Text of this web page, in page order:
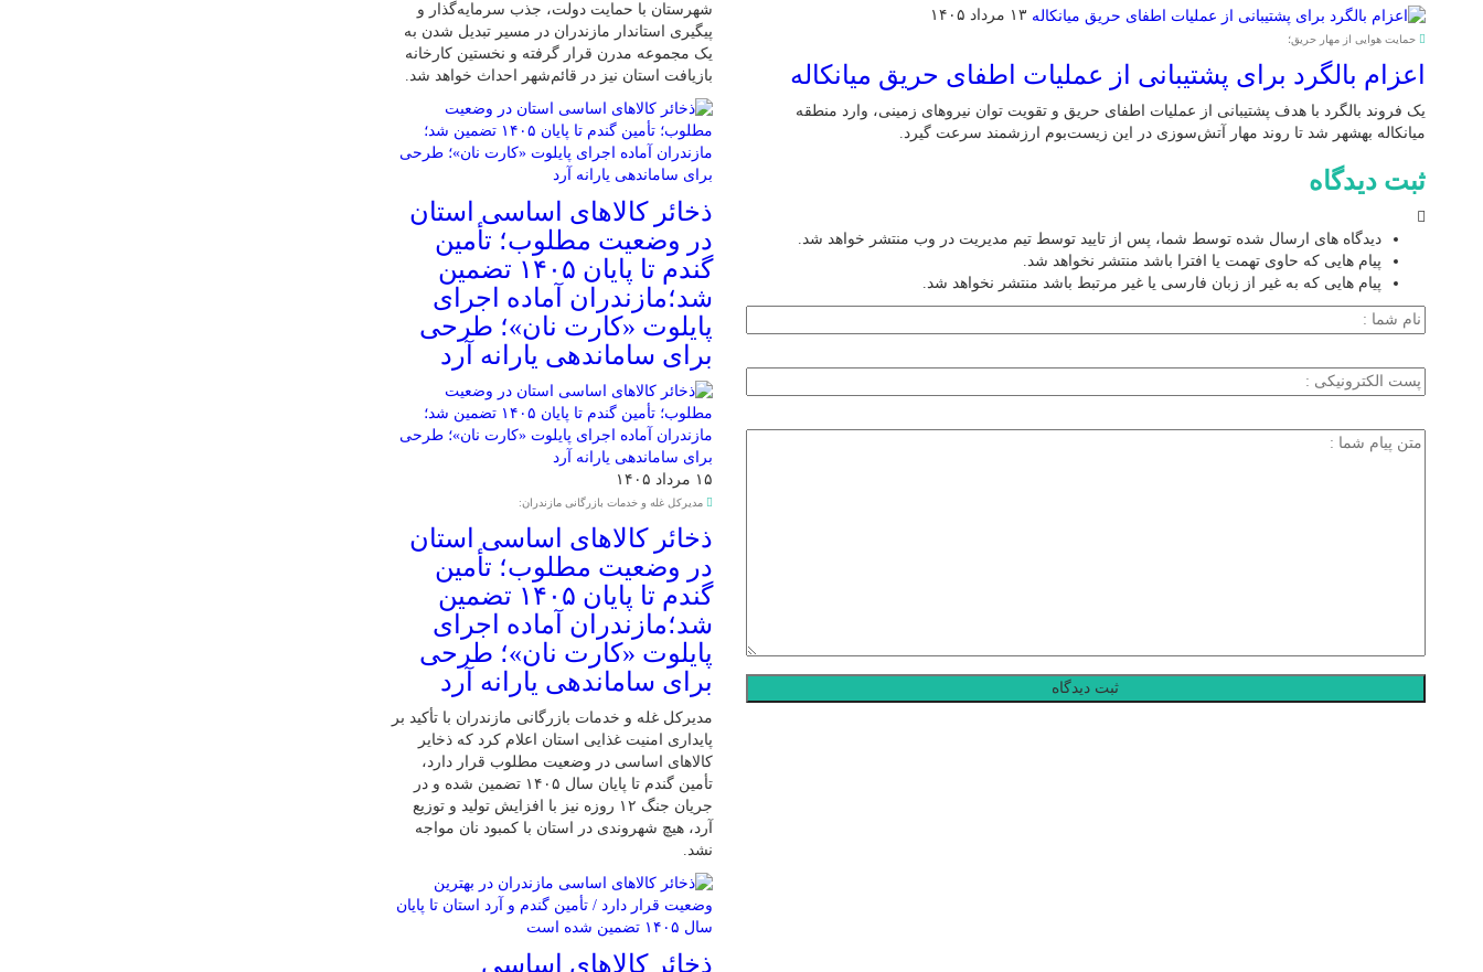
۱۳ مرداد ۱۴۰۵
حمایت هوایی از مهار حریق؛
اعزام بالگرد برای پشتیبانی از عملیات اطفای حریق میانکاله
یک فروند بالگرد با هدف پشتیبانی از عملیات اطفای حریق و تقویت توان نیروهای زمینی، وارد منطقه
میانکاله بهشهر شد تا روند مهار آتش‌سوزی در این زیست‌بوم ارزشمند سرعت گیرد.
ثبت دیدگاه
دیدگاه های ارسال شده توسط شما، پس از تایید توسط تیم مدیریت در وب منتشر خواهد شد.
پیام هایی که حاوی تهمت یا افترا باشد منتشر نخواهد شد.
پیام هایی که به غیر از زبان فارسی یا غیر مرتبط باشد منتشر نخواهد شد.
شهرستان با حمایت دولت، جذب سرمایه‌گذار و
پیگیری استاندار مازندران در مسیر تبدیل شدن به
یک مجموعه مدرن قرار گرفته و نخستین کارخانه
بازیافت استان نیز در قائم‌شهر احداث خواهد شد.
ذخائر کالاهای اساسی استان
در وضعیت مطلوب؛ تأمین
گندم تا پایان ۱۴۰۵ تضمین
شد؛مازندران آماده اجرای
پایلوت «کارت نان»؛ طرحی
برای ساماندهی یارانه آرد
۱۵ مرداد ۱۴۰۵
مدیرکل غله و خدمات بازرگانی مازندران:
ذخائر کالاهای اساسی استان
در وضعیت مطلوب؛ تأمین
گندم تا پایان ۱۴۰۵ تضمین
شد؛مازندران آماده اجرای
پایلوت «کارت نان»؛ طرحی
برای ساماندهی یارانه آرد
مدیرکل غله و خدمات بازرگانی مازندران با تأکید بر
پایداری امنیت غذایی استان اعلام کرد که ذخایر
کالاهای اساسی در وضعیت مطلوب قرار دارد،
تأمین گندم تا پایان سال ۱۴۰۵ تضمین شده و در
جریان جنگ ۱۲ روزه نیز با افزایش تولید و توزیع
آرد، هیچ شهروندی در استان با کمبود نان مواجه
نشد.
ذخائر کالاهای اساسی